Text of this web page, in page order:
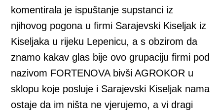
komentirala je ispuštanje supstanci iz
njihovog pogona u firmi Sarajevski Kiseljak iz
Kiseljaka u rijeku Lepenicu, a s obzirom da
znamo kakav glas bije ovo grupaciju firmi pod
nazivom FORTENOVA bivši AGROKOR u
sklopu koje posluje i Sarajevski Kiseljak nama
ostaje da im ništa ne vjerujemo, a vi dragi